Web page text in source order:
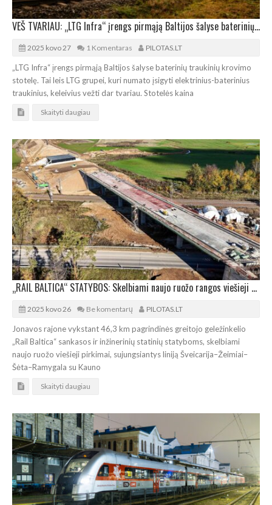
VEŠ TVARIAU: „LTG Infra“ įrengs pirmąją Baltijos šalyse baterinių traukinių krovimo stotelę
2025 kovo 27 1 Komentaras PILOTAS.LT
„LTG Infra“ įrengs pirmąją Baltijos šalyse baterinių traukinių krovimo
stotelę. Tai leis LTG grupei, kuri numato įsigyti elektrinius-baterinius
traukinius, keleivius vežti dar tvariau. Stotelės kaina
Skaityti daugiau
„RAIL BALTICA“ STATYBOS: Skelbiami naujo ruožo rangos viešieji pirkimai
2025 kovo 26 Be komentarų PILOTAS.LT
Jonavos rajone vykstant 46,3 km pagrindinės greitojo geležinkelio
„Rail Baltica“ sankasos ir inžinerinių statinių statyboms, skelbiami
naujo ruožo viešieji pirkimai, sujungsiantys liniją Šveicarija–Žeimiai–
Šėta–Ramygala su Kauno
Skaityti daugiau